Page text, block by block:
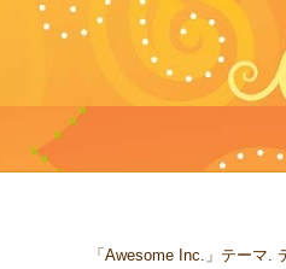
「Awesome Inc.」テーマ.